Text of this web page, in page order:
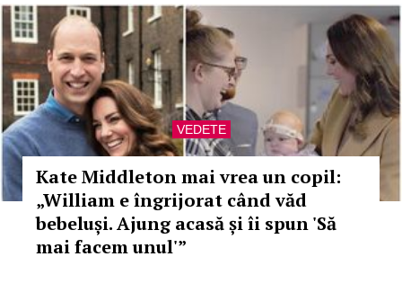
VEDETE
Kate Middleton mai vrea un copil:
„William e îngrijorat când văd
bebeluși. Ajung acasă și îi spun 'Să
mai facem unul'”